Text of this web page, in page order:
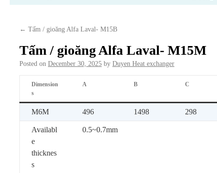
← Tấm / gioăng Alfa Laval- M15B
Tấm / gioăng Alfa Laval- M15M
Posted on December 30, 2025 by Duyen Heat exchanger
Dimension
s
A B C
M6M 496 1498 298
Availabl
e
thicknes
s
0.5~0.7mm